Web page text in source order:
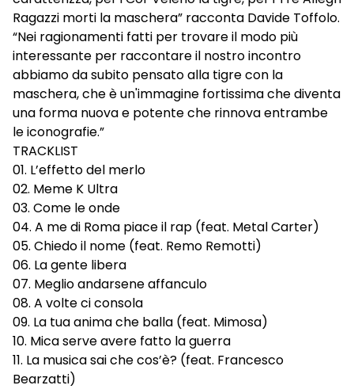
Ragazzi morti la maschera” racconta Davide Toffolo.
“Nei ragionamenti fatti per trovare il modo più
interessante per raccontare il nostro incontro
abbiamo da subito pensato alla tigre con la
maschera, che è un'immagine fortissima che diventa
una forma nuova e potente che rinnova entrambe
le iconografie.”
TRACKLIST
01. L’effetto del merlo
02. Meme K Ultra
03. Come le onde
04. A me di Roma piace il rap (feat. Metal Carter)
05. Chiedo il nome (feat. Remo Remotti)
06. La gente libera
07. Meglio andarsene affanculo
08. A volte ci consola
09. La tua anima che balla (feat. Mimosa)
10. Mica serve avere fatto la guerra
11. La musica sai che cos’è? (feat. Francesco
Bearzatti)